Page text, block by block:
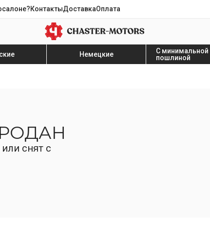
КонтактыДоставкаОплата
Немецкие
С минимальной
пошлиной
снят с